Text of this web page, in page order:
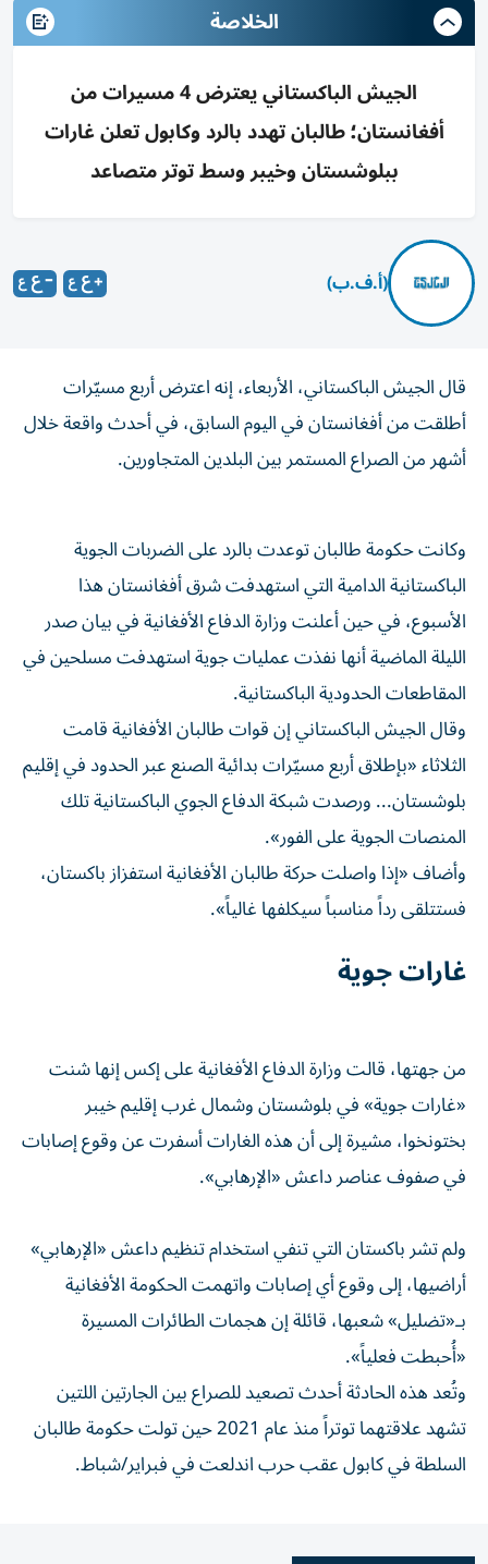
الخلاصة
الجيش الباكستاني يعترض 4 مسيرات من
أفغانستان؛ طالبان تهدد بالرد وكابول تعلن غارات
ببلوشستان وخيبر وسط توتر متصاعد
(أ.ف.ب)
قال الجيش الباكستاني، الأربعاء، إنه اعترض أربع مسيّرات
أطلقت من أفغانستان في اليوم السابق، في أحدث واقعة خلال
أشهر من الصراع المستمر بين البلدين المتجاورين.
وكانت حكومة طالبان توعدت بالرد على الضربات الجوية
الباكستانية الدامية التي استهدفت شرق أفغانستان هذا
الأسبوع، في حين أعلنت وزارة الدفاع الأفغانية في بيان صدر
الليلة الماضية أنها نفذت عمليات جوية استهدفت مسلحين في
المقاطعات الحدودية الباكستانية.
وقال الجيش الباكستاني إن قوات طالبان الأفغانية قامت
الثلاثاء «بإطلاق أربع مسيّرات بدائية الصنع عبر الحدود في إقليم
بلوشستان... ورصدت شبكة الدفاع الجوي الباكستانية تلك
المنصات الجوية على الفور».
وأضاف «إذا واصلت حركة طالبان الأفغانية استفزاز باكستان،
فستتلقى رداً مناسباً سيكلفها غالياً».
غارات جوية
من جهتها، قالت وزارة الدفاع الأفغانية على إكس إنها شنت
«غارات جوية» في بلوشستان وشمال غرب إقليم خيبر
بختونخوا، مشيرة إلى أن هذه الغارات أسفرت عن وقوع إصابات
في صفوف عناصر داعش «الإرهابي».
ولم تشر باكستان التي تنفي استخدام تنظيم داعش «الإرهابي»
أراضيها، إلى وقوع أي إصابات واتهمت الحكومة الأفغانية
بـ«تضليل» شعبها، قائلة إن هجمات الطائرات المسيرة
«أُحبطت فعلياً».
وتُعد هذه الحادثة أحدث تصعيد للصراع بين الجارتين اللتين
تشهد علاقتهما توتراً منذ عام 2021 حين تولت حكومة طالبان
السلطة في كابول عقب حرب اندلعت في فبراير/شباط.